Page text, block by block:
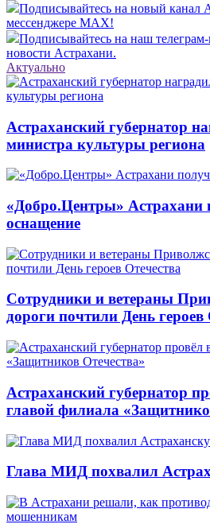
Подписывайтесь на новый канал
мессенджере MAX!
Подписывайтесь на наш
новости Астрахани.
Актуально
Астраханский губернатор
министра культуры региона
«Добро.Центры» Астрахани
оснащение
Сотрудники и ветераны
дороги почтили День героев
Астраханский губернатор
главой филиала
Глава МИД похвалил